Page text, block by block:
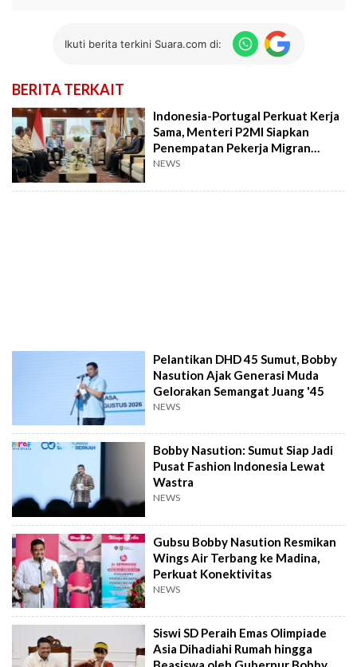
Ikuti berita terkini Suara.com di:
BERITA TERKAIT
Indonesia-Portugal Perkuat Kerja
Sama, Menteri P2MI Siapkan
Penempatan Pekerja Migran
Berkualitas
NEWS
Pelantikan DHD 45 Sumut, Bobby
Nasution Ajak Generasi Muda
Gelorakan Semangat Juang '45
NEWS
Bobby Nasution: Sumut Siap Jadi
Pusat Fashion Indonesia Lewat
Wastra
NEWS
Gubsu Bobby Nasution Resmikan
Wings Air Terbang ke Madina,
Perkuat Konektivitas
NEWS
Siswi SD Peraih Emas Olimpiade
Asia Dihadiahi Rumah hingga